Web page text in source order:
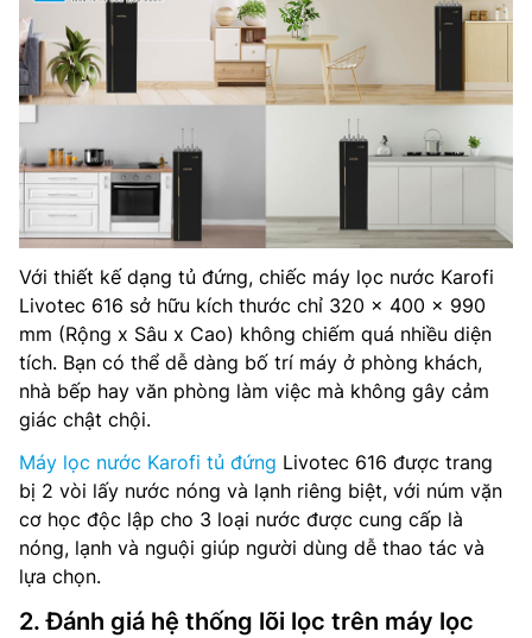
Với thiết kế dạng tủ đứng, chiếc máy lọc nước Karofi
Livotec 616 sở hữu kích thước chỉ 320 x 400 x 990
mm (Rộng x Sâu x Cao) không chiếm quá nhiều diện
tích. Bạn có thể dễ dàng bố trí máy ở phòng khách,
nhà bếp hay văn phòng làm việc mà không gây cảm
giác chật chội.
Máy lọc nước Karofi tủ đứng Livotec 616 được trang
bị 2 vòi lấy nước nóng và lạnh riêng biệt, với núm vặn
cơ học độc lập cho 3 loại nước được cung cấp là
nóng, lạnh và nguội giúp người dùng dễ thao tác và
lựa chọn.
2. Đánh giá hệ thống lõi lọc trên máy lọc